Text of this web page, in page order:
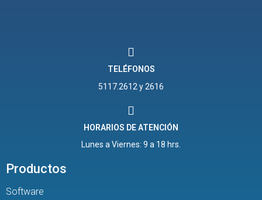
TELÉFONOS
5117.2612 y 2616
HORARIOS DE ATENCIÓN
Lunes a Viernes: 9 a 18 hrs.
Productos
Software